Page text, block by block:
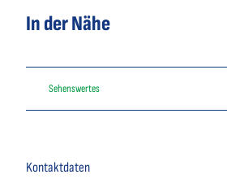
In der Nähe
Sehenswertes
Kontaktdaten